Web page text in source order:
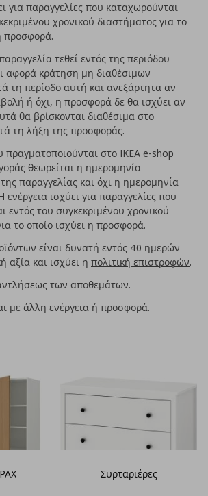
για παραγγελίες που καταχωρούνται
χρονικού διαστήματος για το
προσφορά.
τεθεί εντός της περιόδου
αφορά κράτηση μη διαθέσιμων
τη περίοδο αυτή και ανεξάρτητα αν
ή όχι, η προσφορά δε θα ισχύει αν
θα βρίσκονται διαθέσιμα στο
τη λήξη της προσφοράς.
πραγματοποιούνται στο IKEA e-shop
θεωρείται η ημερομηνία
παραγγελίας και όχι η ημερομηνία
ενέργεια ισχύει για παραγγελίες που
εντός του συγκεκριμένου χρονικού
το οποίο ισχύει η προσφορά.
είναι δυνατή εντός 40 ημερών
αξία και ισχύει η πολιτική επιστροφών.
των αποθεμάτων.
με άλλη ενέργεια ή προσφορά.
Συρταριέρες